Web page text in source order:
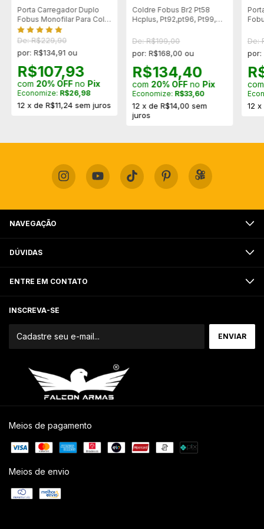
Porta Carregador Duplo
Fobus Monofilar Para Colt
e Imbel .45 (cod4500)
De: R$229,90
por: R$134,91 ou
R$107,93
com 20% OFFno Pix
Economize: R$26,98
12 x de R$11,24 sem juros
Coldre Fobus Br2 Pt58
Hcplus, Pt92,pt96, Pt99,
De: R$199,00
por: R$168,00 ou
R$134,40
com 20% OFFno Pix
Economize: R$33,60
12 xdeR$14,00 sem
juros
De:
por:
12 x
NAVEGAÇÃO
DÚVIDAS
ENTRE EM CONTATO
INSCREVA-SE
Meios de pagamento
Meios de envio